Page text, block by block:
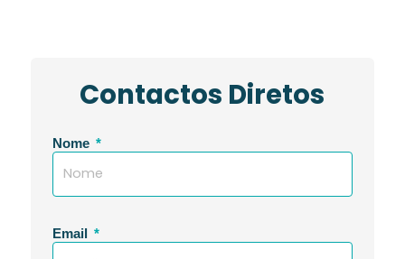
Contactos Diretos
Nome
Email